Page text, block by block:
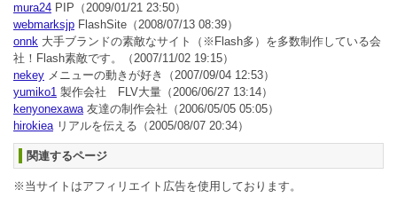
mura24 PIP （2009/01/21 23:50）
webmarksjp FlashSite （2008/07/13 08:39）
onnk 大手ブランドの素敵なサイト（※Flash多）を多数制作している会
社！Flash素敵です。
（2007/11/02 19:15）
nekey メニューの動きが好き
（2007/09/04 12:53）
yumiko1 製作会社 FLV大量 （2006/06/27 13:14）
kenyonexawa友達の制作会社 （2006/05/05 05:05）
hirokieaリアルを伝える （2005/08/07 20:34）
関連するページ
※当サイトはアフィリエイト広告を使用しております。